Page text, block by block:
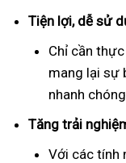
Tiện lợi, dễ sử
Chỉ cần
mang lại sự
nhanh
Tăng trải
Với các tính